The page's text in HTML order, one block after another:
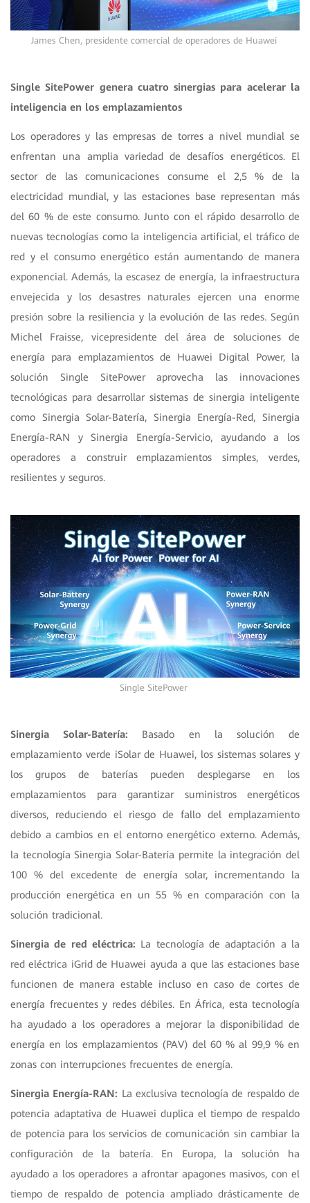
James Chen, presidente comercial de operadores de Huawei
Single SitePower genera cuatro sinergias para acelerar la
inteligencia en los emplazamientos
Los operadores y las empresas de torres a nivel mundial se
enfrentan una amplia variedad de desafíos energéticos. El
sector de las comunicaciones consume el 2,5 % de la
electricidad mundial, y las estaciones base representan más
del 60 % de este consumo. Junto con el rápido desarrollo de
nuevas tecnologías como la inteligencia artificial, el tráfico de
red y el consumo energético están aumentando de manera
exponencial. Además, la escasez de energía, la infraestructura
envejecida y los desastres naturales ejercen una enorme
presión sobre la resiliencia y la evolución de las redes. Según
Michel Fraisse, vicepresidente del área de soluciones de
energía para emplazamientos de Huawei Digital Power, la
solución Single SitePower aprovecha las innovaciones
tecnológicas para desarrollar sistemas de sinergia inteligente
como Sinergia Solar-Batería, Sinergia Energía-Red, Sinergia
Energía-RAN y Sinergia Energía-Servicio, ayudando a los
operadores a construir emplazamientos simples, verdes,
resilientes y seguros.
Single SitePower
Sinergia Solar-Batería: Basado en la solución de
emplazamiento verde iSolar de Huawei, los sistemas solares y
los grupos de baterías pueden desplegarse en los
emplazamientos para garantizar suministros energéticos
diversos, reduciendo el riesgo de fallo del emplazamiento
debido a cambios en el entorno energético externo. Además,
la tecnología Sinergia Solar-Batería permite la integración del
100 % del excedente de energía solar, incrementando la
producción energética en un 55 % en comparación con la
solución tradicional.
Sinergia de red eléctrica: La tecnología de adaptación a la
red eléctrica iGrid de Huawei ayuda a que las estaciones base
funcionen de manera estable incluso en caso de cortes de
energía frecuentes y redes débiles. En África, esta tecnología
ha ayudado a los operadores a mejorar la disponibilidad de
energía en los emplazamientos (PAV) del 60 % al 99,9 % en
zonas con interrupciones frecuentes de energía.
Sinergia Energía-RAN: La exclusiva tecnología de respaldo de
potencia adaptativa de Huawei duplica el tiempo de respaldo
de potencia para los servicios de comunicación sin cambiar la
configuración de la batería. En Europa, la solución ha
ayudado a los operadores a afrontar apagones masivos, con el
tiempo de respaldo de potencia ampliado drásticamente de